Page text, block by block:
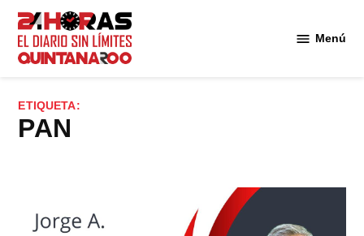
Saltar
contenido
Menú
ETIQUETA:
PAN